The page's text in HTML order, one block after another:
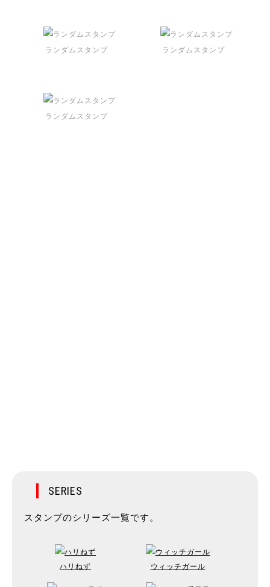
ランダムスタンプ ランダムスタンプ
ランダムスタンプ
SERIES
スタンプのシリーズ一覧です。
ハリねず ウィッチガール